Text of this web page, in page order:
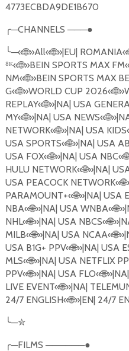
4773ECBDA9DE1B670
╭─CHANNELS ───●
╰─«🌐»All«🌐»|EU| ROMANIA«
⁸ᴷ«🌐»BEIN SPORTS MAX
NM«🌐»BEIN SPORTS MAX
G«🌐»WORLD CUP 2026«🌐
REPLAY«🌐»|NA| USA
MY«🌐»|NA| USA NEWS«🌐
NETWORK«🌐»|NA| USA
USA SPORTS«🌐»|NA| USA
USA FOX«🌐»|NA| USA NBC«🌐
HULU NETWORK«🌐»|NA|
USA PEACOCK NETWORK«🌐
PARAMOUNT+«🌐»|NA| USA
NBA«🌐»|NA| USA WNBA«🌐
NHL«🌐»|NA| USA NBCS«🌐
MILB«🌐»|NA| USA NCAA«🌐
USA B1G+ PPV«🌐»|NA| USA
MLS«🌐»|NA| USA NETFLIX
PPV«🌐»|NA| USA FLO«🌐
LIVE EVENT«🌐»|NA|
24/7 ENGLISH«🌐»|EN| 24/7
╰─✮
╭─FILMS ──────●